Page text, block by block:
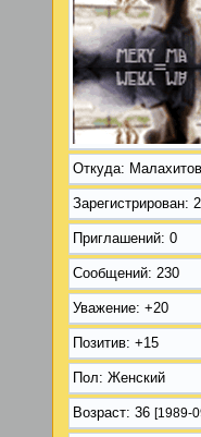
Откуда:
Зарегистрирован:
Приглашений: 0
Сообщений: 230
Уважение: +20
Позитив: +15
Пол: Женский
Возраст: 36 [1989-